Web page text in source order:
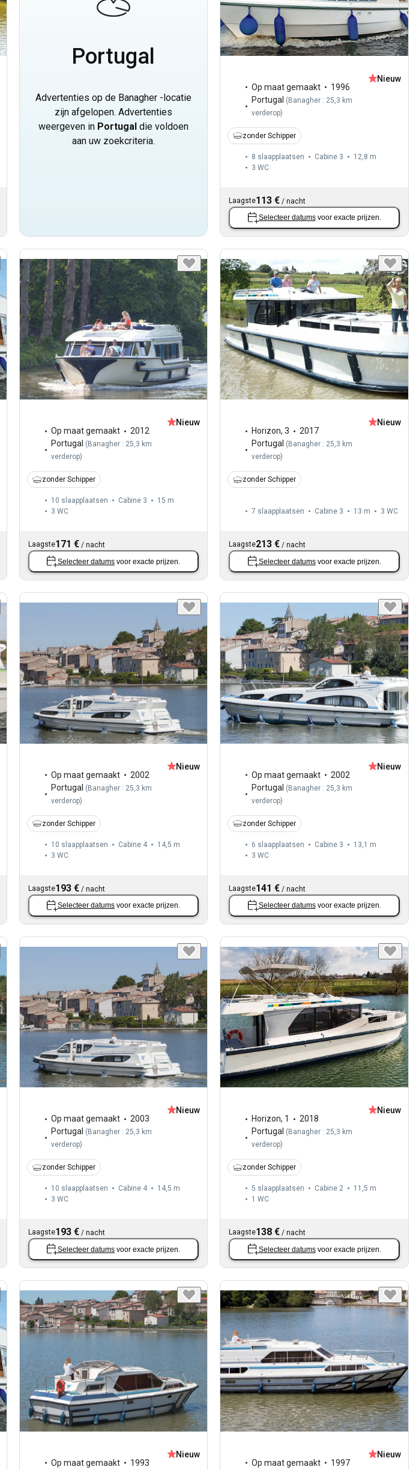
Portugal
Advertenties op de Banagher -locatie
zijn afgelopen. Advertenties
weergeven in Portugaldie voldoen
aan uw zoekcriteria.
Op maat gemaakt
1996
Portugal (Banagher : 25,3 km
verderop)
Nieuw
zonder Schipper
8 slaapplaatsen Cabine 3
12,8 m
3 WC
Laagste113 € /nacht
Selecteer datums voor exacte prijzen.
Op maat gemaakt
2012
Portugal ( Banagher : 25,3 km
verderop)
Nieuw
zonder Schipper
10 slaapplaatsen Cabine 3
15 m
3 WC
Laagste171 €/ nacht
Selecteer datums voor exacte prijzen.
Horizon,3
2017
Portugal ( Banagher : 25,3 km
verderop)
Nieuw
zonder Schipper
7 slaapplaatsen Cabine 3 13 m 3 WC
Laagste213 € /nacht
Selecteer datums voor exacte prijzen.
Op maat gemaakt
2002
Portugal (Banagher : 25,3 km
verderop)
Nieuw
zonder Schipper
10 slaapplaatsen Cabine 4
14,5 m
3 WC
Laagste193 €/ nacht
Selecteer datums voor exacte prijzen.
Op maat gemaakt
2002
Portugal (Banagher : 25,3 km
verderop)
Nieuw
zonder Schipper
6 slaapplaatsen Cabine 3
13,1 m
3 WC
Laagste141 € /nacht
Selecteer datums voor exacte prijzen.
Op maat gemaakt
2003
Portugal ( Banagher : 25,3 km
verderop)
Nieuw
zonder Schipper
10 slaapplaatsen Cabine 4
14,5 m
3 WC
Laagste193 €/ nacht
Selecteer datums voor exacte prijzen.
Horizon, 1
2018
Portugal ( Banagher : 25,3 km
verderop)
Nieuw
zonder Schipper
5 slaapplaatsen Cabine 2
11,5 m
1 WC
Laagste138 € /nacht
Selecteer datums voor exacte prijzen.
Op maat gemaakt
1993
Nieuw
Op maat gemaakt
1997
Nieuw